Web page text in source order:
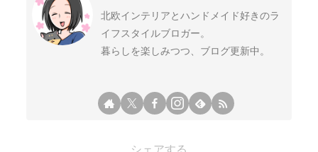
北欧インテリアとハンドメイド好きのラ
イフスタイルブロガー。
暮らしを楽しみつつ、ブログ更新中。